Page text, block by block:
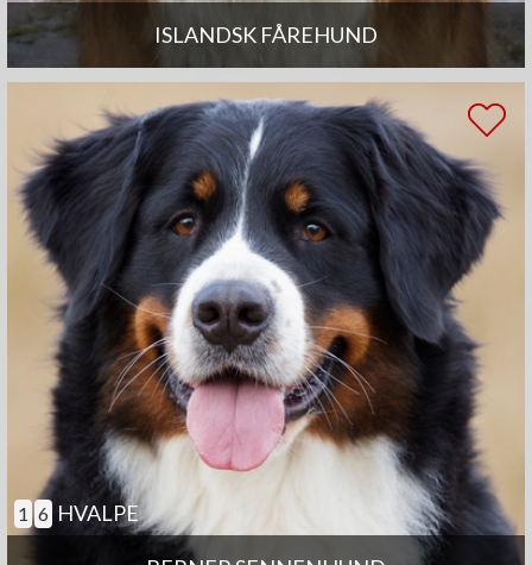
ISLANDSK FÅREHUND
1 6 HVALPE